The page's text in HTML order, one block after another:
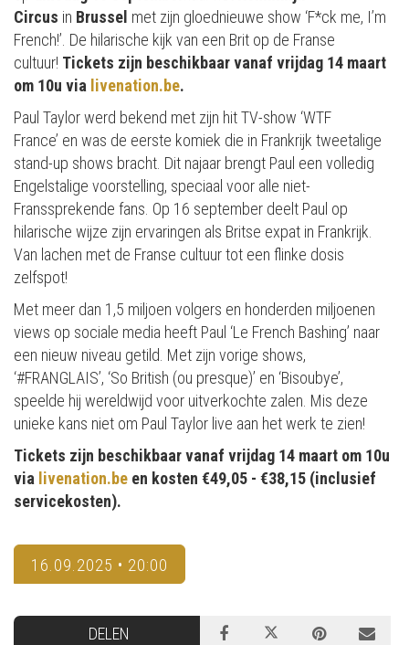
Circus in Brussel met zijn gloednieuwe show ‘F*ck me, I’m
French!’. De hilarische kijk van een Brit op de Franse
cultuur! Tickets zijn beschikbaar vanaf vrijdag 14 maart
om 10u via livenation.be.
Paul Taylor werd bekend met zijn hit TV-show ‘WTF
France’ en was de eerste komiek die in Frankrijk tweetalige
stand-up shows bracht. Dit najaar brengt Paul een volledig
Engelstalige voorstelling, speciaal voor alle niet-
Franssprekende fans. Op 16 september deelt Paul op
hilarische wijze zijn ervaringen als Britse expat in Frankrijk.
Van lachen met de Franse cultuur tot een flinke dosis
zelfspot!
Met meer dan 1,5 miljoen volgers en honderden miljoenen
views op sociale media heeft Paul ‘Le French Bashing’ naar
een nieuw niveau getild. Met zijn vorige shows,
‘#FRANGLAIS’, ‘So British (ou presque)’ en ‘Bisoubye’,
speelde hij wereldwijd voor uitverkochte zalen. Mis deze
unieke kans niet om Paul Taylor live aan het werk te zien!
Tickets zijn beschikbaar vanaf vrijdag 14 maart om 10u
via livenation.be en kosten €49,05 - €38,15 (inclusief
servicekosten).
16.09.2025 • 20:00
DELEN